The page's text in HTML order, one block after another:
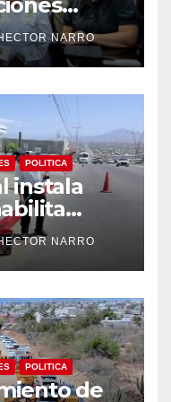
en el
NARRO
POLITICA
instala
en Los
NARRO
POLITICA
de